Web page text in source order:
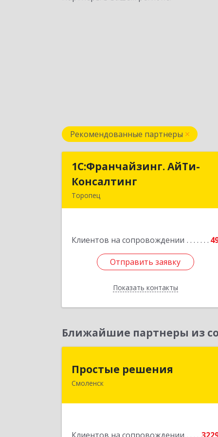
Рекомендованные партнеры
1С:Франчайзинг. АйТи-
Консалтинг
Торопец
Клиентов на сопровождении
Отправить заявку
Показать контакты
1С:Франчайзинг. АйТи-
Отправить заявку
Назад
Ближайшие партнеры из
Простые решения
Смоленск
214015, Смоленская обл, Смоленск г,